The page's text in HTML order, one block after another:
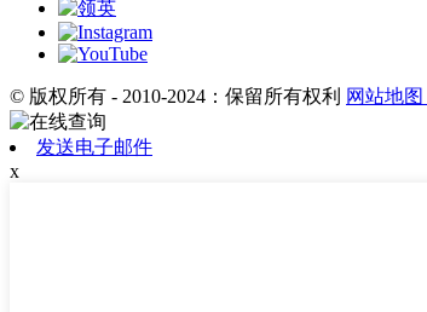
© 版权所有 - 2010-2024：保留所有权利 网站地图
发送电子邮件
x